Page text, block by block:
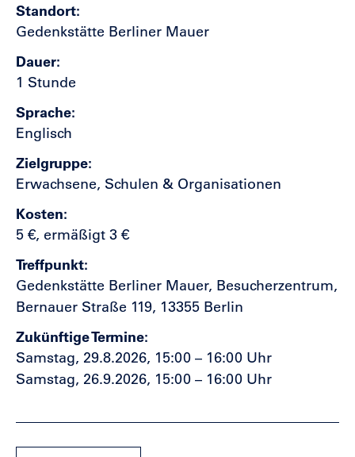
Standort
Gedenkstätte Berliner Mauer
Dauer
1 Stunde
Sprache
Englisch
Zielgruppe
Erwachsene, Schulen & Organisationen
Kosten
5 €, ermäßigt 3 €
Treffpunkt
Gedenkstätte Berliner Mauer, Besucherzentrum,
Bernauer Straße 119, 13355 Berlin
Zukünftige Termine
Samstag, 29.8.2026, 15:00 – 16:00 Uhr
Samstag, 26.9.2026, 15:00 – 16:00 Uhr